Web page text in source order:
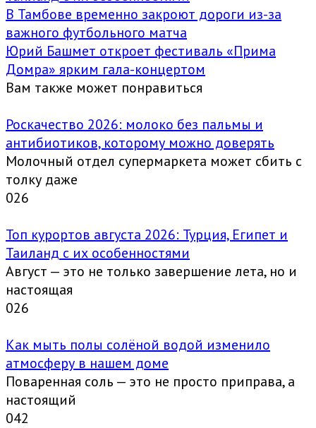
В Тамбове временно закроют дороги из-за
важного футбольного матча
Юрий Башмет откроет фестиваль «Прима
Домра» ярким гала-концертом
Вам также может понравиться
Роскачество 2026: молоко без пальмы и
антибиотиков, которому можно доверять
Молочный отдел супермаркета может сбить с
толку даже
026
Топ курортов августа 2026: Турция, Египет и
Таиланд с их особенностями
Август — это не только завершение лета, но и
настоящая
026
Как мыть полы солёной водой изменило
атмосферу в нашем доме
Поваренная соль — это не просто приправа, а
настоящий
042